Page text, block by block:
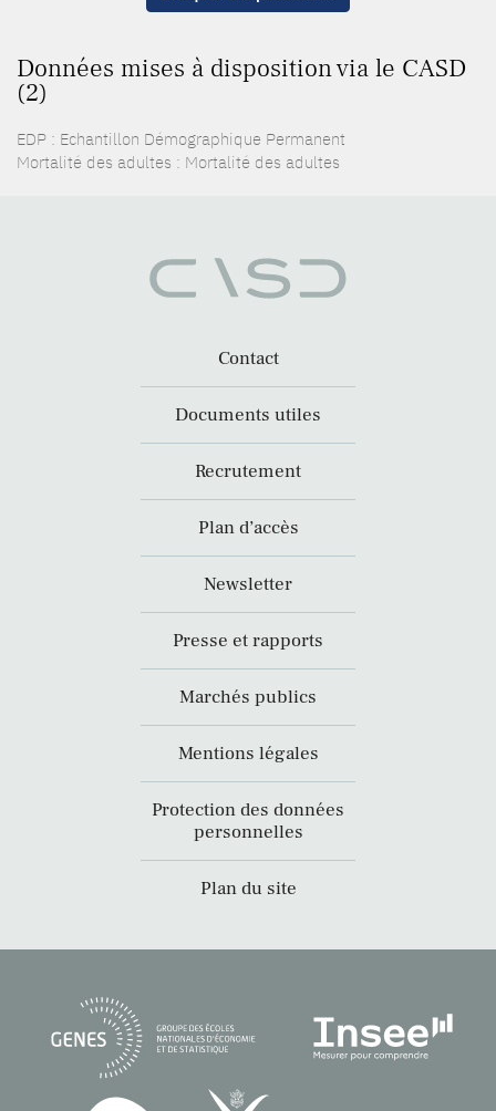
Données mises à disposition via le CASD
(2)
EDP : Echantillon Démographique Permanent
Mortalité des adultes : Mortalité des adultes
Contact
Documents utiles
Recrutement
Plan d’accès
Newsletter
Presse et rapports
Marchés publics
Mentions légales
Protection des données
personnelles
Plan du site